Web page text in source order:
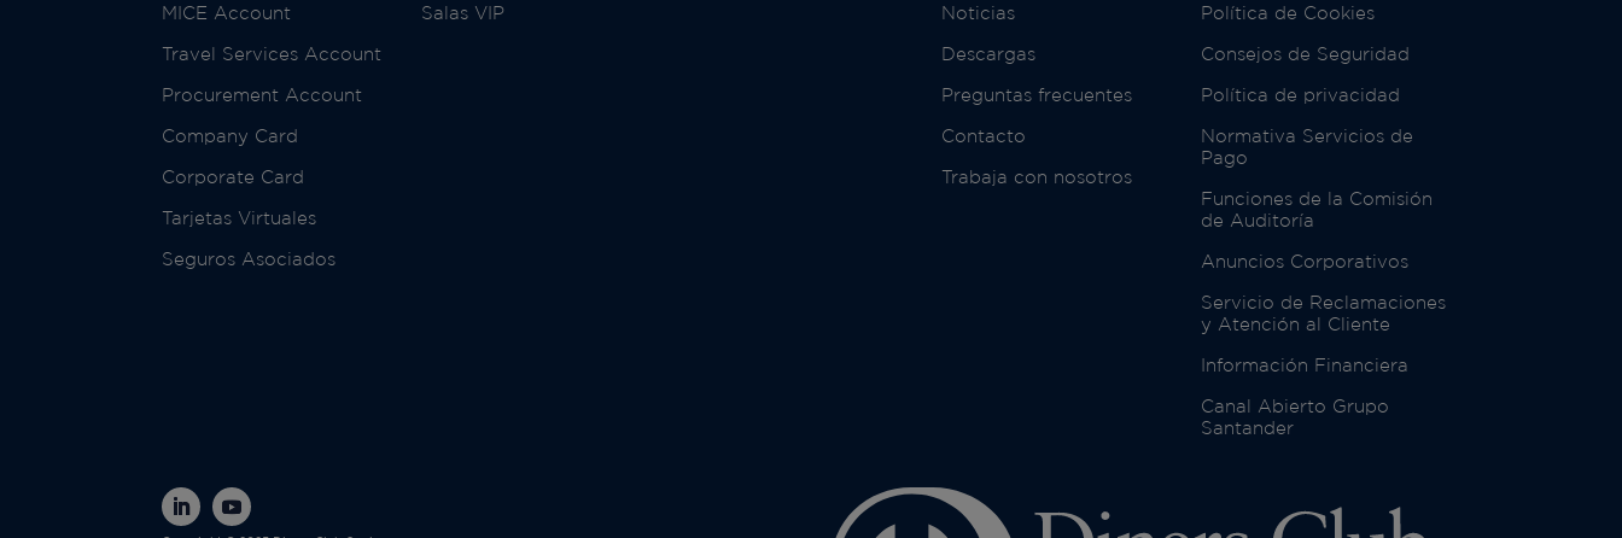
MICE Account
Travel Services Account
Procurement Account
Company Card
Corporate Card
Tarjetas Virtuales
Seguros Asociados
Salas VIP
Noticias
Descargas
Preguntas frecuentes
Contacto
Trabaja con nosotros
Política de Cookies
Consejos de Seguridad
Política de privacidad
Normativa Servicios de
Pago
Funciones de la Comisión
de Auditoría
Anuncios Corporativos
Servicio de Reclamaciones
y Atención al Cliente
Información Financiera
Canal Abierto Grupo
Santander